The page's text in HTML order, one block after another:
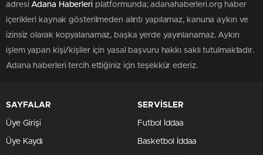
adresiAdana Haberleriplatformunda; adanahaberleri.org haber
içerikleri kaynak gösterilmeden alıntı yapılamaz, kanuna aykırı ve
izinsiz olarak kopyalanamaz, başka yerde yayınlanamaz. Aykırı
işlem yapan kişi/kişiler için yasal başvuru hakkı saklı tutulmaktadır.
Adana haberleri tercih ettiğiniz için teşekkür ederiz.
SAYFALAR
Üye Girişi
Üye Kaydı
SERVİSLER
Futbol İddaa
Basketbol İddaa